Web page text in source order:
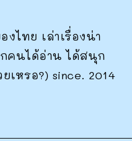
งไทย เล่าเรื่องน่า
คนได้อ่าน ได้สนุก
ยเหรอ?) since. 2014